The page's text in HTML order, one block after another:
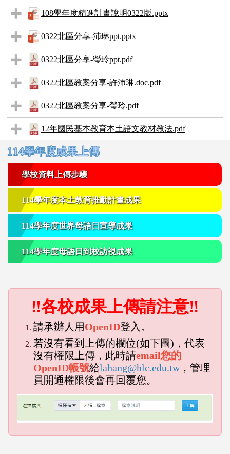
108學年度精進計畫說明0322版.pptx
0322北區分享-沛琳ppt.pptx
0322北區分享-瑩玲ppt.pdf
0322北區教案分享-許沛琳.doc.pdf
0322北區教案分享-瑩玲.pdf
12年國民基本教育本土語文教材教法.pdf
右邊區域內容
114學年度成果上傳
學校資料上傳步驟
114學年度本土教育推動計畫成果
114學年度世界母語日宣導成果
114學年度母語日到校訪視成果
‼各校成果上傳請注意‼
請承辦人用OpenID登入。
若沒有看到上傳的欄位(如下圖)，代表
沒有權限上傳，此時請email您的
OpenID帳號給lahang@hlc.edu.tw，管理
員開通權限後會再回覆您。
empty head